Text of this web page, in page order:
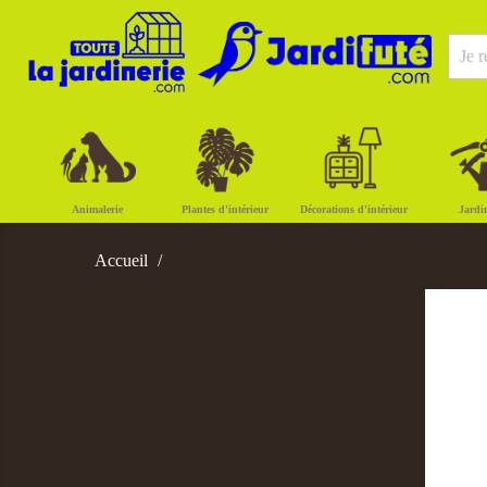
Animalerie Plantes d'intérieur Décorations d'intérieur
Accueil